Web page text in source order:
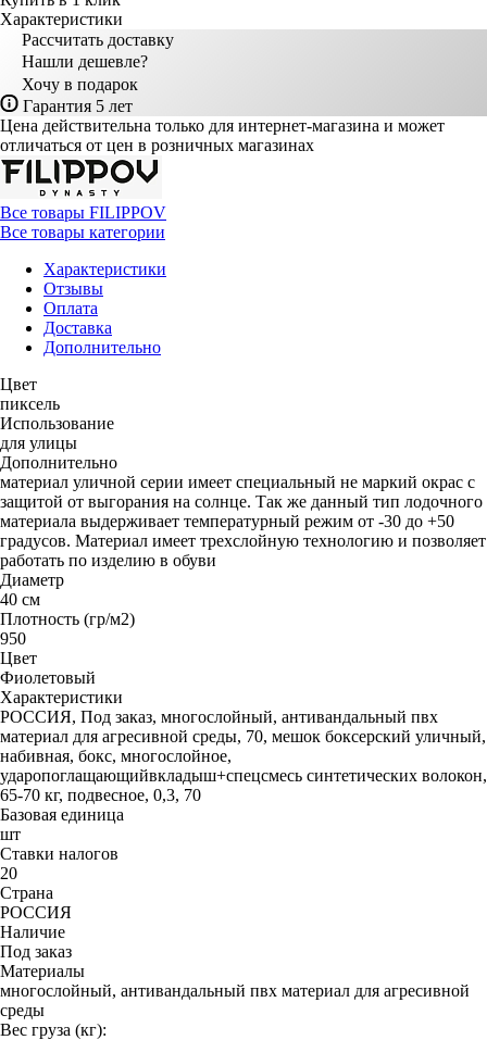
Характеристики
Рассчитать доставку
Нашли дешевле?
Хочу в подарок
Гарантия 5 лет
Цена действительна только для интернет-магазина и может
отличаться от цен в розничных магазинах
Все товары FILIPPOV
Все товары категории
Характеристики
Отзывы
Оплата
Доставка
Дополнительно
Цвет
пиксель
Использование
для улицы
Дополнительно
материал уличной серии имеет специальный не маркий окрас с
защитой от выгорания на солнце. Так же данный тип лодочного
материала выдерживает температурный режим от -30 до +50
градусов. Материал имеет трехслойную технологию и позволяет
работать по изделию в обуви
Диаметр
40 см
Плотность (гр/м2)
950
Цвет
Фиолетовый
Характеристики
РОССИЯ, Под заказ, многослойный, антивандальный пвх
материал для агресивной среды, 70, мешок боксерский уличный,
набивная, бокс, многослойное,
ударопоглащающийвкладыш+спецсмесь синтетических волокон,
65-70 кг, подвесное, 0,3, 70
Базовая единица
шт
Ставки налогов
20
Страна
РОССИЯ
Наличие
Под заказ
Материалы
многослойный, антивандальный пвх материал для агресивной
среды
Вес груза (кг):